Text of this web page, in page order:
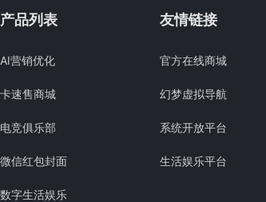
产品列表
AI营销优化
卡速售商城
电竞俱乐部
微信红包封面
数字生活娱乐
友情链接
官方在线商城
幻梦虚拟导航
系统开放平台
生活娱乐平台